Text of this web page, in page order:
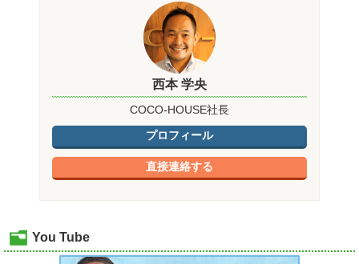
西本 学央
COCO-HOUSE社長
プロフィール
直接連絡する
You Tube